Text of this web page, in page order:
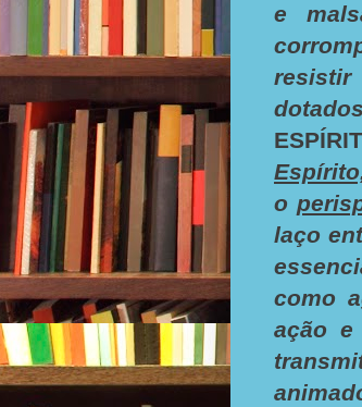
e
resistir
o
laço
como
ação e